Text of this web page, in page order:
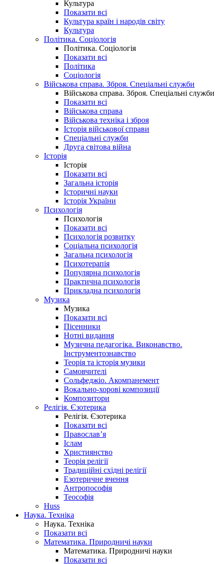
Культура
Показати всі
Культура країн і народів світу
Культура
Політика. Соціологія
Політика. Соціологія
Показати всі
Політика
Соціологія
Військова справа. Зброя. Спеціальні служби
Військова справа. Зброя. Спеціальні служби
Показати всі
Військова справа
Військова техніка і зброя
Історія військової справи
Спеціальні служби
Друга світова війна
Історія
Історія
Показати всі
Загальна історія
Історичні науки
Історія України
Психологія
Психологія
Показати всі
Психологія розвитку
Соціальна психологія
Загальна психологія
Психотерапія
Популярна психологія
Практична психологія
Прикладна психологія
Музика
Музика
Показати всі
Пісенники
Нотні видання
Музична педагогіка. Виконавство.
Інструментознавство
Теорія та історія музики
Самовчителі
Сольфеджіо. Акомпанемент
Вокально-хорові композиції
Композитори
Релігія. Єзотерика
Релігія. Єзотерика
Показати всі
Православ’я
Іслам
Християнство
Теорія релігії
Традиційні східні релігії
Езотеричне вчення
Антропософія
Теософія
Huss
Наука. Техніка
Наука. Техніка
Показати всі
Математика. Природничі науки
Математика. Природничі науки
Показати всі